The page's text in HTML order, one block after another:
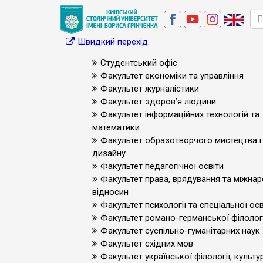
Швидкий перехід
Студентський офіс
Факультет економіки та управління
Факультет журналістики
Факультет здоров’я людини
Факультет інформаційних технологій та
математики
Факультет образотворчого мистецтва і
дизайну
Факультет педагогічної освіти
Факультет права, врядування та
відносин
Факультет психології та спеціальної
Факультет романо-германської
Факультет суспільно-гуманітарних наук
Факультет східних мов
Факультет української філології,